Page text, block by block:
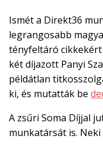



EN

Ismét a Direkt36
legrangosabb
tényfeltáró cikkekért
két díjazott Panyi
példátlan
ki, és mutatták be
A zsűri Soma Díjjal
munkatársát is.